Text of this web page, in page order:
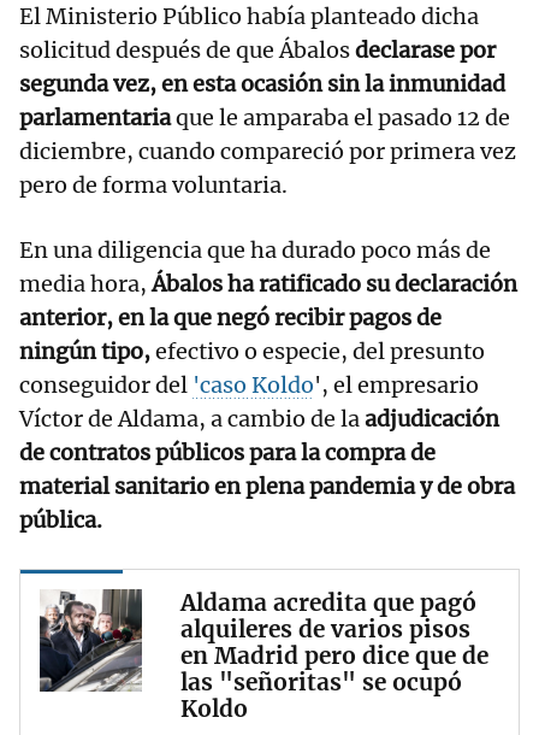
El Ministerio Público había planteado dicha
solicitud después de que Ábalosdeclarase por
segunda vez, en esta ocasión sin la inmunidad
parlamentariaque le amparaba el pasado 12 de
diciembre, cuando compareció por primera vez
pero de forma voluntaria.
En una diligencia que ha durado poco más de
media hora,Ábalos ha ratificado su declaración
anterior, en la que negó recibir pagos de
ningún tipo,efectivo o especie, del presunto
conseguidor del 'caso Koldo', el empresario
Víctor de Aldama, a cambio de laadjudicación
de contratos públicos para la compra de
material sanitario en plena pandemia y de obra
pública.
Aldama acredita que pagó
alquileres de varios pisos
en Madrid pero dice que de
las "señoritas" se ocupó
Koldo